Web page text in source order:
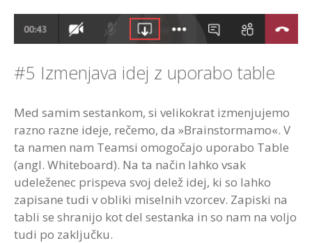
#5 Izmenjava idej z uporabo table
Med samim sestankom, si velikokrat izmenjujemo
razno razne ideje, rečemo, da »Brainstormamo«. V
ta namen nam Teamsi omogočajo uporabo Table
(angl. Whiteboard). Na ta način lahko vsak
udeleženec prispeva svoj delež idej, ki so lahko
zapisane tudi v obliki miselnih vzorcev. Zapiski na
tabli se shranijo kot del sestanka in so nam na voljo
tudi po zaključku.